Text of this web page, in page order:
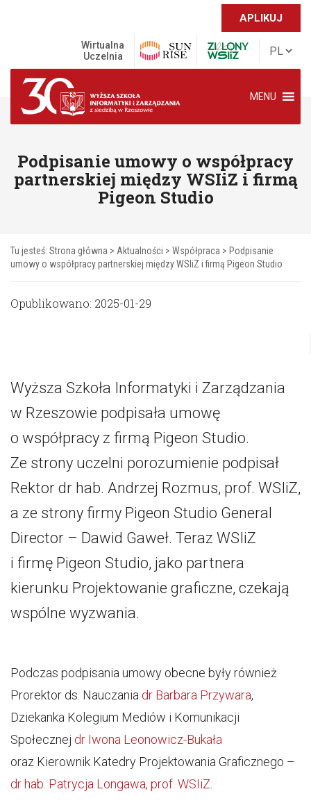
APLIKUJ
Wirtualna
Uczelnia
MENU
Podpisanie umowy o współpracy
partnerskiej między WSIiZ i firmą
Pigeon Studio
Tu jesteś: Strona główna > Aktualności > Współpraca > Podpisanie
umowy o współpracy partnerskiej między WSIiZ i firmą Pigeon Studio
Opublikowano: 2025-01-29
Wyższa Szkoła Informatyki i Zarządzania
w Rzeszowie podpisała umowę
o współpracy z firmą Pigeon Studio.
Ze strony uczelni porozumienie podpisał
Rektor dr hab. Andrzej Rozmus, prof. WSIiZ,
a ze strony firmy Pigeon Studio General
Director – Dawid Gaweł. Teraz WSIiZ
i firmę Pigeon Studio, jako partnera
kierunku Projektowanie graficzne, czekają
wspólne wyzwania.
Podczas podpisania umowy obecne były również
Prorektor ds. Nauczania dr Barbara Przywara,
Dziekanka Kolegium Mediów i Komunikacji
Społecznej dr Iwona Leonowicz-Bukała
oraz Kierownik Katedry Projektowania Graficznego –
dr hab. Patrycja Longawa, prof. WSIiZ